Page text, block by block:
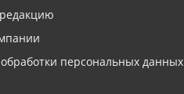
персональных данных